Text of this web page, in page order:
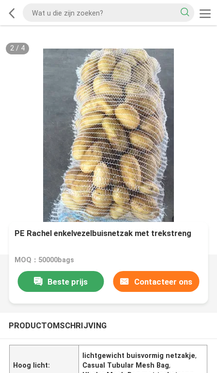
2/ 4
PE Rachel enkelvezelbuisnetzak met trekstreng
MOQ：50000bags
Beste prijs Contacteer ons
PRODUCTOMSCHRIJVING
Hoog licht:
lichtgewicht buisvormig netzakje,
Casual Tubular Mesh Bag,